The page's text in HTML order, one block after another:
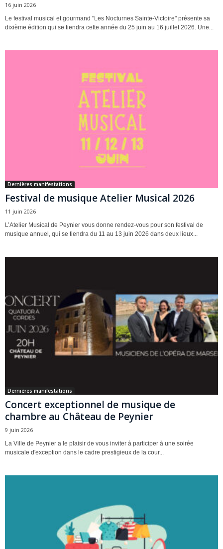
16 juin 2026
Le festival musical et gourmand "Les Nocturnes Sainte-Victoire" présente sa
dixième édition qui se tiendra cette année du 25 juin au 16 juillet 2026. Une...
Dernières manifestations
Festival de musique Atelier Musical 2026
11 juin 2026
L’Atelier Musical de Peynier vous donne rendez-vous pour son festival de
musique annuel, qui se tiendra du 11 au 13 juin 2026 dans deux lieux...
Dernières manifestations
Concert exceptionnel de musique de
chambre au Château de Peynier
9 juin 2026
La Ville de Peynier a le plaisir de vous inviter à participer à une soirée
musicale d'exception dans le cadre prestigieux de la cour...